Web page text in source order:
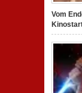
Vom